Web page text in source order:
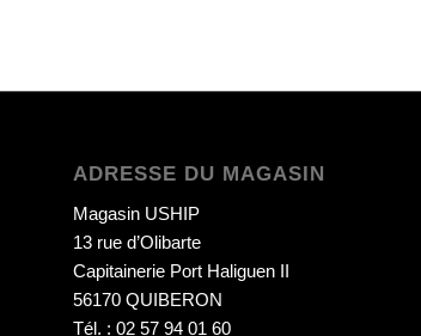
ADRESSE DU MAGASIN
Magasin USHIP
13 rue d’Olibarte
Capitainerie Port Haliguen II
56170 QUIBERON
Tél. : 02 57 94 01 60